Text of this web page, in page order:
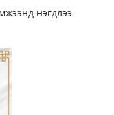
нэгдлээ